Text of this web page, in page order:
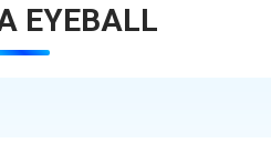
EYEBALL